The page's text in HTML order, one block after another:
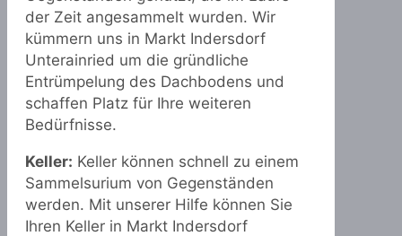
der Zeit angesammelt wurden. Wir
kümmern uns in Markt Indersdorf
Unterainried um die gründliche
Entrümpelung des Dachbodens und
schaffen Platz für Ihre weiteren
Bedürfnisse.
Keller: Keller können schnell zu einem
Sammelsurium von Gegenständen
werden. Mit unserer Hilfe können Sie
Ihren Keller in Markt Indersdorf